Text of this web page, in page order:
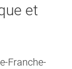
et
Franche-